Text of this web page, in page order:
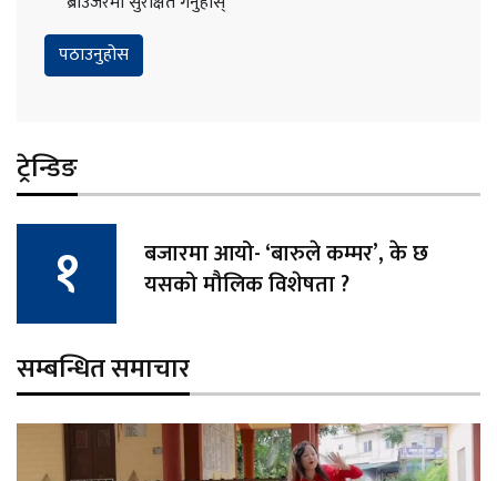
ट्रेन्डिङ
बजारमा आयो- ‘बारुले कम्मर’, के छ
यसको मौलिक विशेषता ?
सम्बन्धित समाचार